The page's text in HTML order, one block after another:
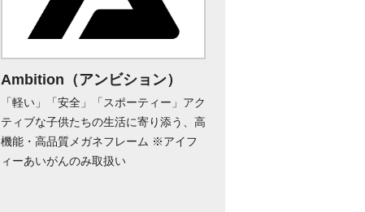
Ambition（アンビション）
「軽い」「安全」「スポーティー」アク
ティブな子供たちの生活に寄り添う、高
機能・高品質メガネフレーム ※アイフ
ィーあいがんのみ取扱い